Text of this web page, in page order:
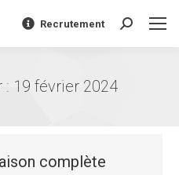
Recrutement
Recherche
:
: 19 février 2024
complète